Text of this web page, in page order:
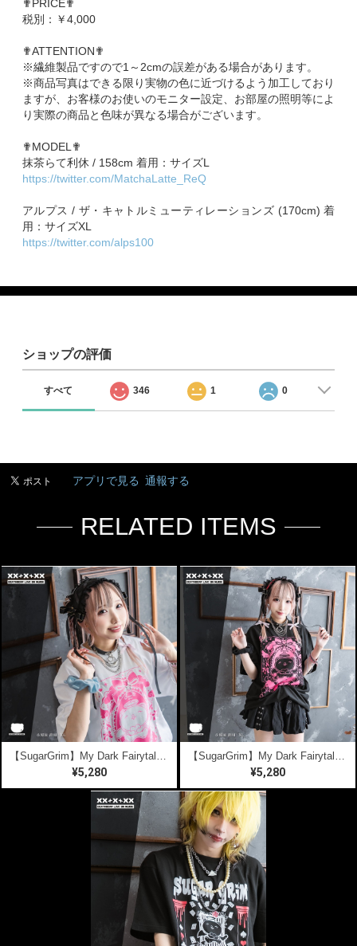
✟PRICE✟
税別：￥4,000
✟ATTENTION✟
※繊維製品ですので1～2cmの誤差がある場合があります。
※商品写真はできる限り実物の色に近づけるよう加工しており
ますが、お客様のお使いのモニター設定、お部屋の照明等によ
り実際の商品と色味が異なる場合がございます。
✟MODEL✟
抹茶らて利休 / 158cm 着用：サイズL
https://twitter.com/MatchaLatte_ReQ
アルプス / ザ・キャトルミューティレーションズ (170cm) 着
用：サイズXL
https://twitter.com/alps100
ショップの評価
すべて 346 1 0
アプリで見る 通報する
RELATED ITEMS
¥5,280 ¥5,280